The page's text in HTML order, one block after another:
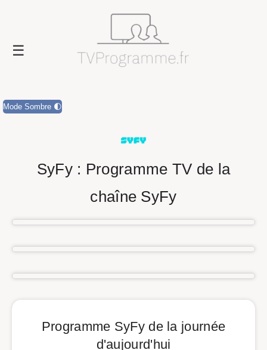
Mode Sombre 🌓
SyFy : Programme TV de la
chaîne SyFy
Programme SyFy de la journée
d'aujourd'hui